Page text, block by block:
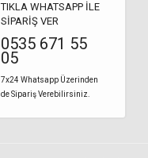
TIKLA WHATSAPP İLE
SİPARİŞ VER
0535 671 55
05
7x24 Whatsapp Üzerinden
de Sipariş Verebilirsiniz.